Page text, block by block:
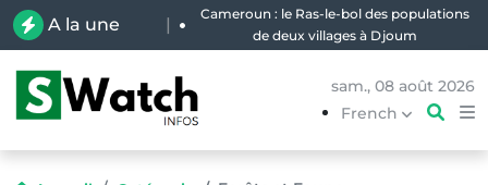
A la une |
Cameroun : le Ras-le-bol des populations
de deux villages à Djoum
sam., 08 août 2026
French